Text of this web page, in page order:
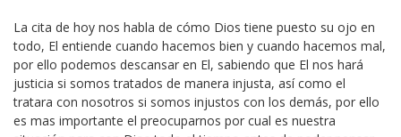
La cita de hoy nos habla de cómo Dios tiene puesto su ojo en
todo, El entiende cuando hacemos bien y cuando hacemos mal,
por ello podemos descansar en El, sabiendo que El nos hará
justicia si somos tratados de manera injusta, así como el
tratara con nosotros si somos injustos con los demás, por ello
es mas importante el preocuparnos por cual es nuestra